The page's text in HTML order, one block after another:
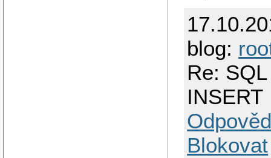
blog:
Re:
INSERT
Blokovat